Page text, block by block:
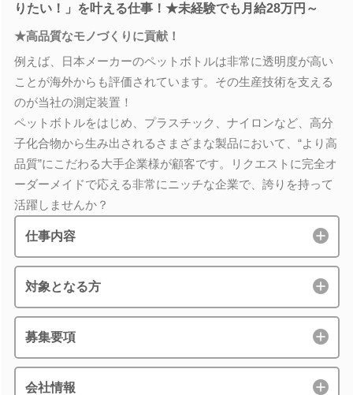
りたい！」を叶える仕事！★未経験でも月給28万円～
★高品質なモノづくりに貢献！
例えば、日本メーカーのペットボトルは非常に透明度が高い
ことが海外からも評価されています。その生産技術を支える
のが当社の測定装置！
ペットボトルをはじめ、プラスチック、ナイロンなど、高分
子化合物から生み出されるさまざまな製品において、“より高
品質”にこだわる大手企業様が顧客です。リクエストに完全オ
ーダーメイドで応える非常にニッチな企業で、誇りを持って
活躍しませんか？
仕事内容
対象となる方
募集要項
会社情報